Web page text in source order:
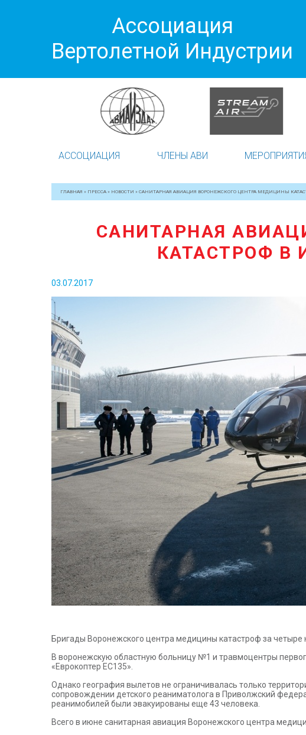
Ассоциация
Вертолетной Индустрии
АССОЦИАЦИЯ ЧЛЕНЫ АВИ
ГЛАВНАЯ » ПРЕССА » НОВОСТИ » САНИТАРНАЯ АВИАЦИЯ ВОРОНЕЖСКОГО ЦЕНТРА МЕДИЦИНЫ
САНИТАРНАЯ
КАТАСТРОФ В
03.07.2017
Бригады Воронежского центра медицины катастроф за
В воронежскую областную больницу №1 и травмоцентры
«Еврокоптер ЕС135».
Однако география вылетов не ограничивалась только
сопровождении детского реаниматолога в Приволжский
реанимобилей были эвакуированы еще 43 человека.
Всего в июне санитарная авиация Воронежского центра